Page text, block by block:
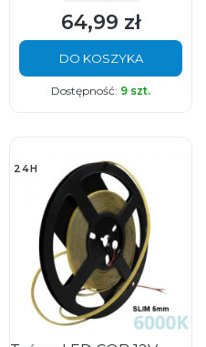
Cena
64,99 zł
DO KOSZYKA
Dostępność: 9 szt.
24H